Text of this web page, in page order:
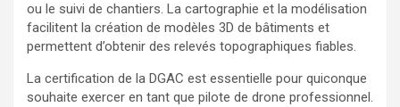
ou le suivi de chantiers. La cartographie et la modélisation
facilitent la création de modèles 3D de bâtiments et
permettent d’obtenir des relevés topographiques fiables.
La certification de la DGAC est essentielle pour quiconque
souhaite exercer en tant que pilote de drone professionnel.